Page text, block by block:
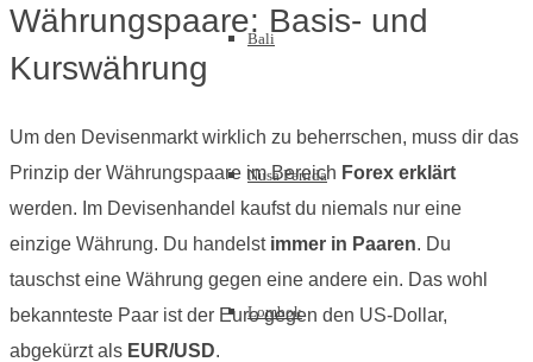
Bali
Nusa Penida
Lombok
Währungspaare: Basis- und
Kurswährung
Um den Devisenmarkt wirklich zu beherrschen, muss dir das
Prinzip der Währungspaare im Bereich Forex erklärt
werden. Im Devisenhandel kaufst du niemals nur eine
einzige Währung. Du handelst immer in Paaren. Du
tauschst eine Währung gegen eine andere ein. Das wohl
bekannteste Paar ist der Euro gegen den US-Dollar,
abgekürzt als EUR/USD.